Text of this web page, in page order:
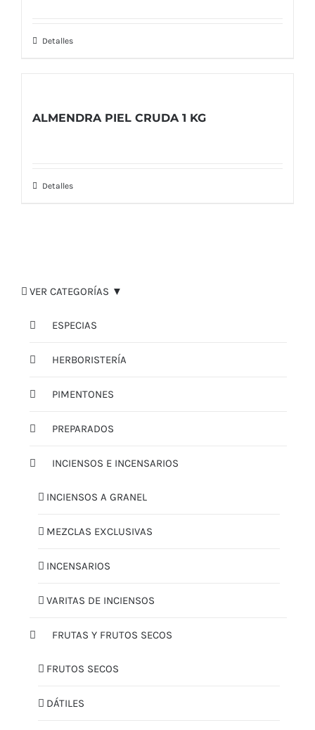
Detalles
ALMENDRA PIEL CRUDA 1 KG
Detalles
VER CATEGORÍAS ▼
ESPECIAS
HERBORISTERÍA
PIMENTONES
PREPARADOS
INCIENSOS E INCENSARIOS
INCIENSOS A GRANEL
MEZCLAS EXCLUSIVAS
INCENSARIOS
VARITAS DE INCIENSOS
FRUTAS Y FRUTOS SECOS
FRUTOS SECOS
DÁTILES